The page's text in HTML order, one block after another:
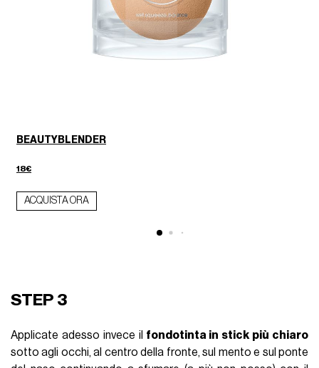
BEAUTYBLENDER
18€
ACQUISTA ORA
STEP 3
Applicate adesso invece il fondotinta in stick più chiaro
sotto agli occhi, al centro della fronte, sul mento e sul ponte